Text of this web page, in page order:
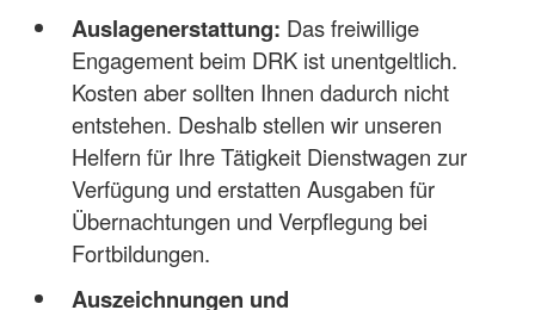
Auslagenerstattung: Das freiwillige
Engagement beim DRK ist unentgeltlich.
Kosten aber sollten Ihnen dadurch nicht
entstehen. Deshalb stellen wir unseren
Helfern für Ihre Tätigkeit Dienstwagen zur
Verfügung und erstatten Ausgaben für
Übernachtungen und Verpflegung bei
Fortbildungen.
Auszeichnungen und